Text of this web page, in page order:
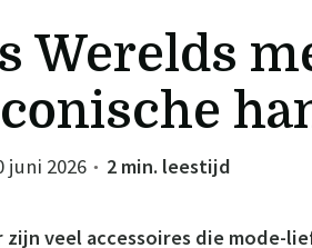
Werelds
juni 2026 ● 2 min. leestijd
zijn veel accessoires die mode-